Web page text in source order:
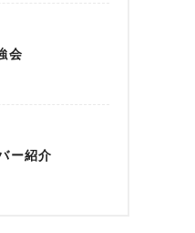
会
ー紹介